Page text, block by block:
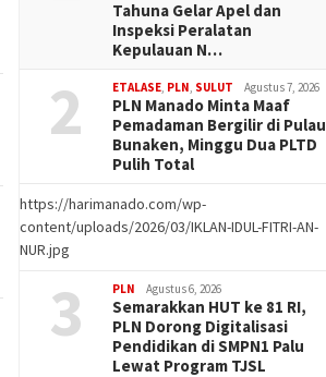
Tahuna Gelar Apel dan
Inspeksi Peralatan
Kepulauan N…
2 ETALASE PLN SULUT Agustus 7, 2026
PLN Manado Minta Maaf
Pemadaman Bergilir di Pulau
Bunaken, Minggu Dua PLTD
Pulih Total
https://harimanado.com/wp-
content/uploads/2026/03/IKLAN-IDUL-FITRI-AN-
NUR.jpg
3 PLN Agustus 6, 2026
Semarakkan HUT ke 81 RI,
PLN Dorong Digitalisasi
Pendidikan di SMPN1 Palu
Lewat Program TJSL